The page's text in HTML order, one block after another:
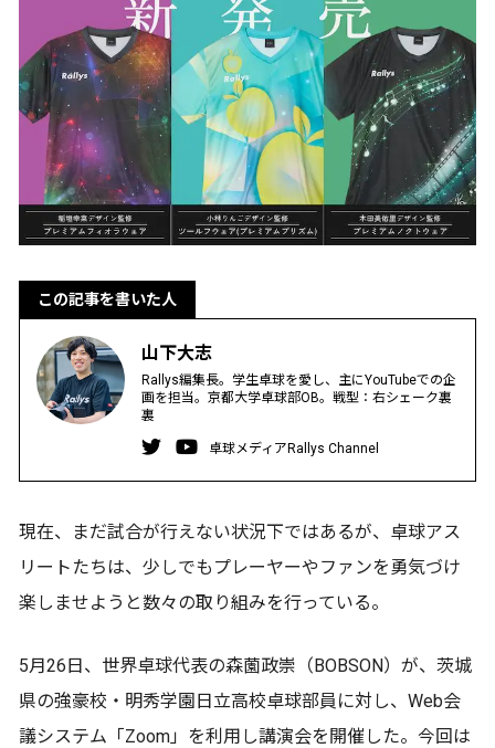
この記事を書いた人
山下大志
Rallys編集長。学生卓球を愛し、主にYouTubeでの企
画を担当。京都大学卓球部OB。戦型：右シェーク裏
裏
卓球メディアRallys Channel
現在、まだ試合が行えない状況下ではあるが、卓球アス
リートたちは、少しでもプレーヤーやファンを勇気づけ
楽しませようと数々の取り組みを行っている。
5月26日、世界卓球代表の森薗政崇（BOBSON）が、茨城
県の強豪校・明秀学園日立高校卓球部員に対し、Web会
議システム「Zoom」を利用し講演会を開催した。今回は